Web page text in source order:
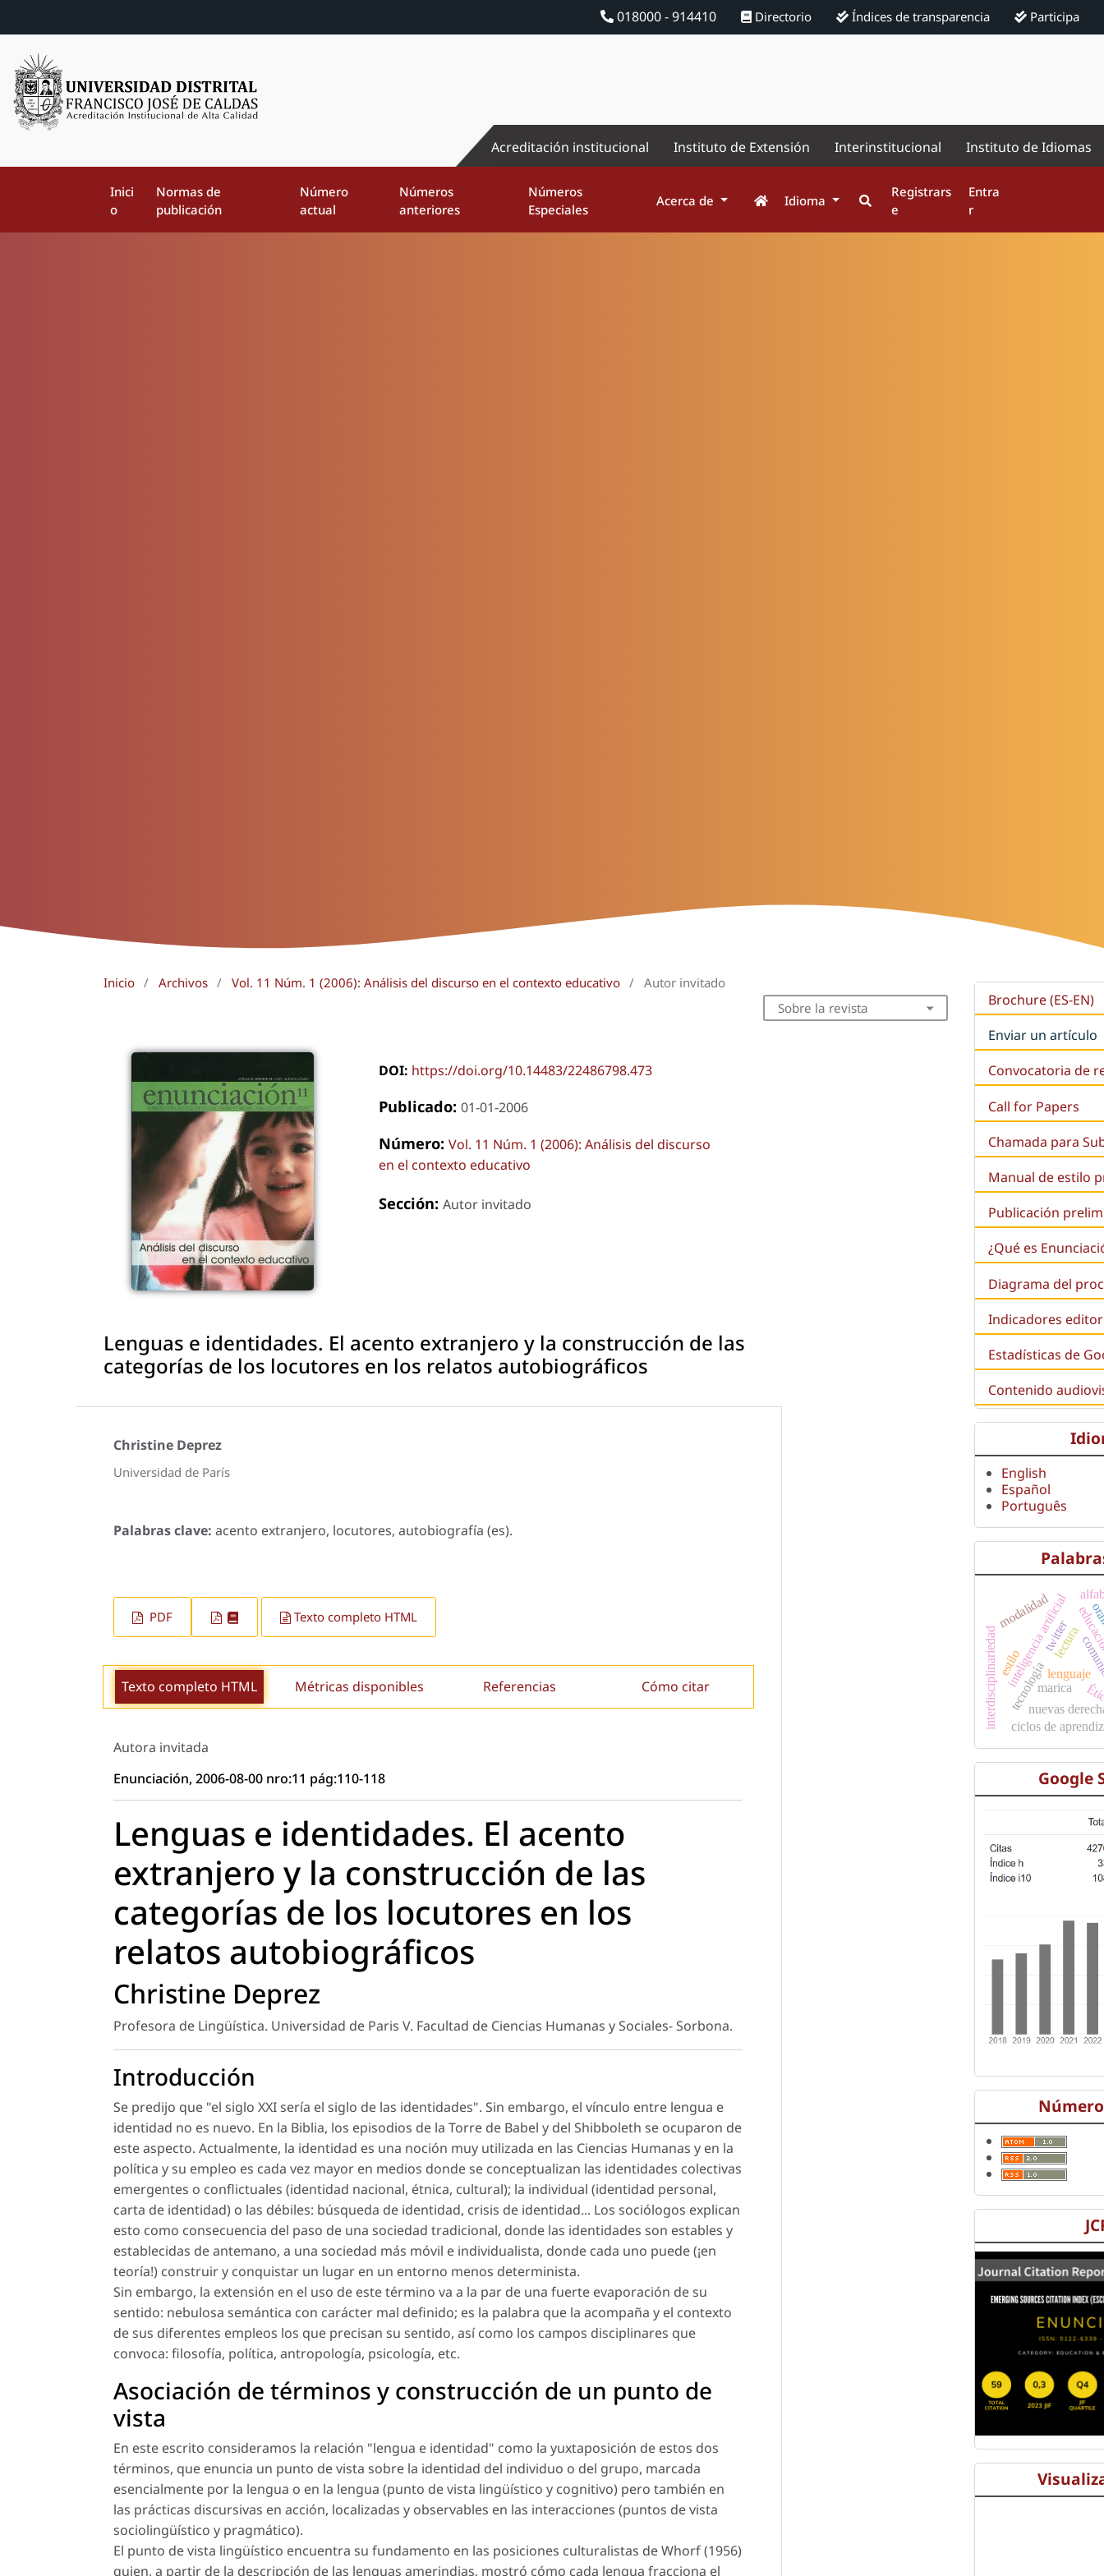
018000 - 914410 Directorio Índices de transparencia Participa
Acreditación institucional Instituto de Extensión Interinstitucional Instituto de Idiomas
Inici
o
Normas de
publicación
Número
actual
Números
anteriores
Números
Especiales
Acerca de Idioma
Registrars
e
Entra
r
Inicio / Archivos / Vol. 11 Núm. 1 (2006): Análisis del discurso en el contexto educativo / Autor invitado
DOI: https://doi.org/10.14483/22486798.473
Publicado: 01-01-2006
Número: Vol. 11 Núm. 1 (2006): Análisis del discurso
en el contexto educativo
Sección: Autor invitado
Lenguas e identidades. El acento extranjero y la construcción de las
categorías de los locutores en los relatos autobiográficos
Christine Deprez
Universidad de París
Palabras clave: acento extranjero, locutores, autobiografía (es).
PDF Texto completo HTML
Texto completo HTML Métricas disponibles Referencias Cómo citar
Autora invitada
Enunciación, 2006-08-00 nro:11 pág:110-118
Lenguas e identidades. El acento
extranjero y la construcción de las
categorías de los locutores en los
relatos autobiográficos
Christine Deprez
Profesora de Lingüística. Universidad de Paris V. Facultad de Ciencias Humanas y Sociales- Sorbona.
Introducción
Se predijo que "el siglo XXI sería el siglo de las identidades". Sin embargo, el vínculo entre lengua e
identidad no es nuevo. En la Biblia, los episodios de la Torre de Babel y del Shibboleth se ocuparon de
este aspecto. Actualmente, la identidad es una noción muy utilizada en las Ciencias Humanas y en la
política y su empleo es cada vez mayor en medios donde se conceptualizan las identidades colectivas
emergentes o conflictuales (identidad nacional, étnica, cultural); la individual (identidad personal,
carta de identidad) o las débiles: búsqueda de identidad, crisis de identidad... Los sociólogos explican
esto como consecuencia del paso de una sociedad tradicional, donde las identidades son estables y
establecidas de antemano, a una sociedad más móvil e individualista, donde cada uno puede (¡en
teoría!) construir y conquistar un lugar en un entorno menos determinista.
Sin embargo, la extensión en el uso de este término va a la par de una fuerte evaporación de su
sentido: nebulosa semántica con carácter mal definido; es la palabra que la acompaña y el contexto
de sus diferentes empleos los que precisan su sentido, así como los campos disciplinares que
convoca: filosofía, política, antropología, psicología, etc.
Asociación de términos y construcción de un punto de
vista
En este escrito consideramos la relación "lengua e identidad" como la yuxtaposición de estos dos
términos, que enuncia un punto de vista sobre la identidad del individuo o del grupo, marcada
esencialmente por la lengua o en la lengua (punto de vista lingüístico y cognitivo) pero también en
las prácticas discursivas en acción, localizadas y observables en las interacciones (puntos de vista
sociolingüístico y pragmático).
El punto de vista lingüístico encuentra su fundamento en las posiciones culturalistas de Whorf (1956)
quien, a partir de la descripción de las lenguas amerindias, mostró cómo cada lengua fracciona el
Sobre la revista
Brochure (ES-EN)
Enviar un artículo
Convocatoria de
Call for Papers
Chamada para
Manual de estilo
Publicación
¿Qué es
Diagrama del
Indicadores
Estadísticas de
Contenido
English
Español
Português
lenguaje
tecnología
inteligencia artificial
ciclos de
modalidad
estilo
nuevas
interdisciplinariedad lectura
marica
twitter
Google